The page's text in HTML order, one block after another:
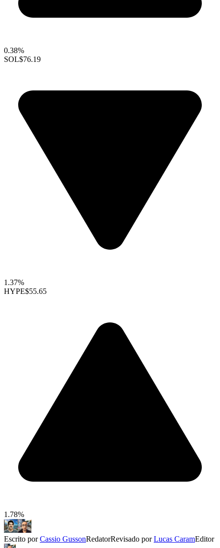
0.38%
SOL$76.19
1.37%
HYPE$55.65
1.78%
Escrito porCassio GussonRedatorRevisado porLucas CaramEditor